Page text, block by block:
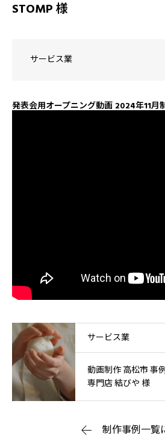
STOMP 様
サービス業
発表会用オープニング動画 2024年11月
動画制作 高松市 事
専門店 結びや 様
サービス業
制作事例一覧